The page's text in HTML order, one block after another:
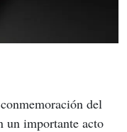
del
un importante acto